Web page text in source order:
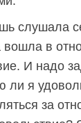
слушала
вошла в
И надо
ли я
за